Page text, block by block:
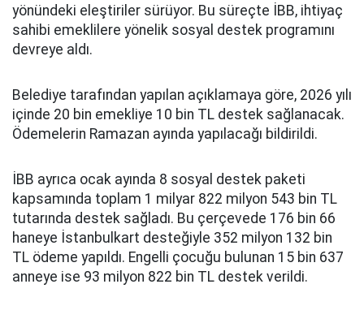
yönündeki eleştiriler sürüyor. Bu süreçte İBB, ihtiyaç
sahibi emeklilere yönelik sosyal destek programını
devreye aldı.
Belediye tarafından yapılan açıklamaya göre, 2026 yılı
içinde 20 bin emekliye 10 bin TL destek sağlanacak.
Ödemelerin Ramazan ayında yapılacağı bildirildi.
İBB ayrıca ocak ayında 8 sosyal destek paketi
kapsamında toplam 1 milyar 822 milyon 543 bin TL
tutarında destek sağladı. Bu çerçevede 176 bin 66
haneye İstanbulkart desteğiyle 352 milyon 132 bin
TL ödeme yapıldı. Engelli çocuğu bulunan 15 bin 637
anneye ise 93 milyon 822 bin TL destek verildi.